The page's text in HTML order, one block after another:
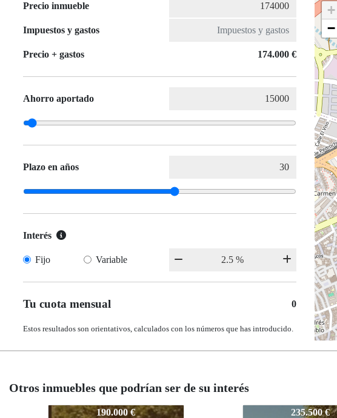
Precio inmueble
Impuestos y gastos
Precio + gastos 174.000 €
Ahorro aportado
Plazo en años
Interés
Fijo Variable
Tu cuota mensual 0
Estos resultados son orientativos, calculados con los números que has introducido.
+
−
Otros inmuebles que podrían ser de su interés
115-MC60236LOL
235.500 € 115-MC60236LOL
235.500 €